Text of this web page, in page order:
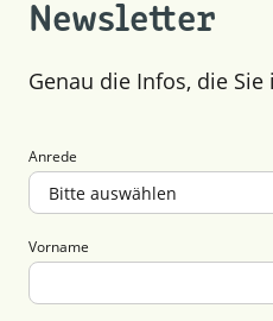
Newsletter
Genau die Infos, die
Anrede
Vorname